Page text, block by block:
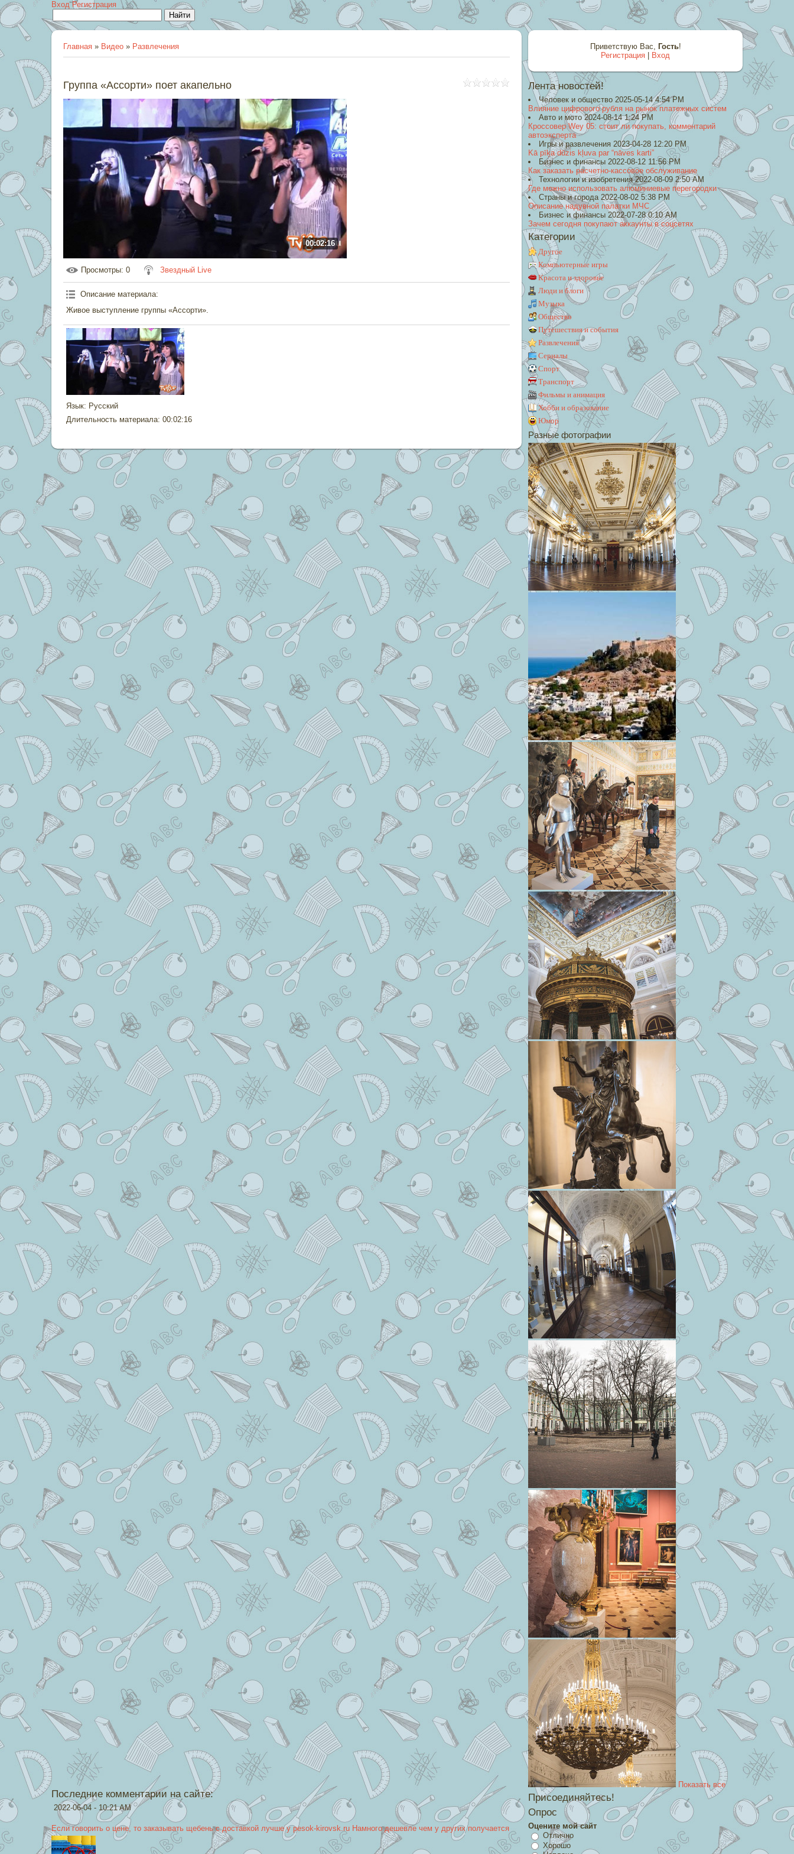
Вход Регистрация
Главная » Видео » Развлечения
Группа «Ассорти» поет акапельно
00:02:16
Просмотры: 0 Звездный Live
Описание материала:
Живое выступление группы «Ассорти».
Язык: Русский
Длительность материала: 00:02:16
Приветствую Вас, Гость!
Регистрация
Вход
Лента новостей!
Человек и общество 2025-05-14 4:54 PM
Влияние цифрового рубля на рынок платежных систем
Авто и мото 2024-08-14 1:24 PM
Кроссовер Wey 05: стоит ли покупать, комментарий
автоэксперта
Игры и развлечения 2023-04-28 12:20 PM
Kā pīķa dūzis kļuva par “nāves karti”
Бизнес и финансы 2022-08-12 11:56 PM
Как заказать расчетно-кассовое обслуживание
Технологии и изобретения 2022-08-09 2:50 AM
Где можно использовать алюминиевые перегородки
Страны и города 2022-08-02 5:38 PM
Описание надувной палатки МЧС
Бизнес и финансы 2022-07-28 0:10 AM
Зачем сегодня покупают аккаунты в соцсетях
Категории
Другое
Компьютерные игры
Красота и здоровье
Люди и блоги
Музыка
Общество
Путешествия и события
Развлечения
Сериалы
Спорт
Транспорт
Фильмы и анимация
Хобби и образование
Юмор
Разные фотографии
Показать все
Присоединяйтесь!
Опрос
Оцените мой сайт
Отлично
Хорошо
Последние комментарии на сайте:
2022-06-04 - 10:21 AM
Если говорить о цене, то заказывать щебень с доставкой лучше у pesok-kirovsk.ru Намного дешевле чем у других получается